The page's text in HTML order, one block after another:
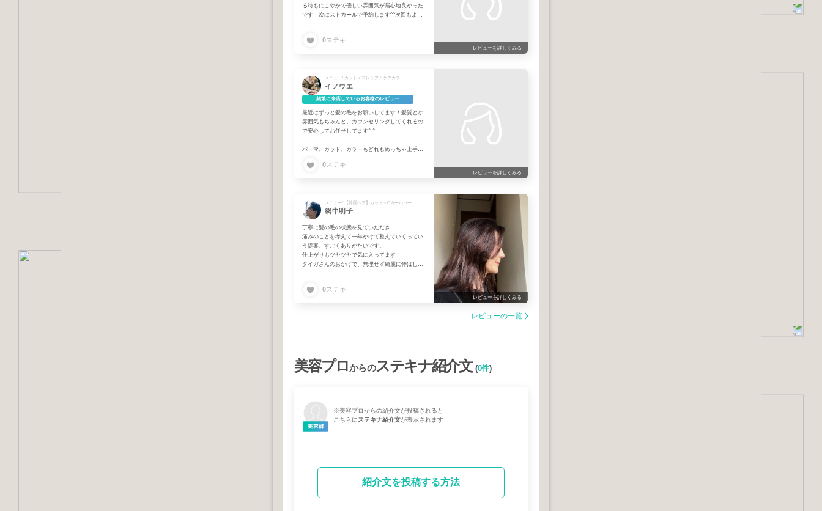
る時もにこやかで優しい雰囲気が居心地良かった
です！次はストカールで予約します^^次回もよろ
0ステキ!
レビューを詳しくみる
メニュー/ カット＋プレミアムケアカラー
イノウエ
頻繁に来店しているお客様のレビュー
最近はずっと髪の毛をお願いしてます！髪質とか
雰囲気もちゃんと、カウンセリングしてくれるの
で安心してお任せしてます^ ^
パーマ、カット、カラーもどれもめっちゃ上手な
0ステキ!
レビューを詳しくみる
網中明子
丁寧に髪の毛の状態を見ていただき
痛みのことを考えて一年かけて整えていくってい
う提案、すごくありがたいです。
仕上がりもツヤツヤで気に入ってます
タイガさんのおかげで、無理せず綺麗に伸ばして
これからの一年が楽しみです
0ステキ!
レビューを詳しくみる
レビューの一覧
美容プロからのステキナ紹介文(0件)
※美容プロからの紹介文が投稿されると
こちらにステキナ紹介文が表示されます
紹介文を投稿する方法